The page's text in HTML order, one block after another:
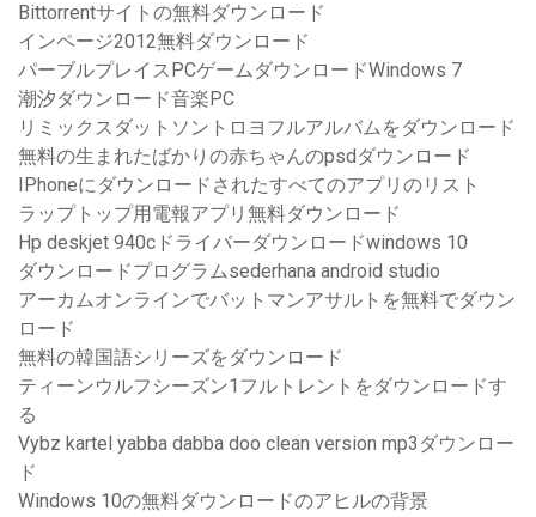
Bittorrentサイトの無料ダウンロード
インページ2012無料ダウンロード
パーブルプレイスPCゲームダウンロードWindows 7
潮汐ダウンロード音楽PC
リミックスダットソントロヨフルアルバムをダウンロード
無料の生まれたばかりの赤ちゃんのpsdダウンロード
IPhoneにダウンロードされたすべてのアプリのリスト
ラップトップ用電報アプリ無料ダウンロード
Hp deskjet 940cドライバーダウンロードwindows 10
ダウンロードプログラムsederhana android studio
アーカムオンラインでバットマンアサルトを無料でダウン
ロード
無料の韓国語シリーズをダウンロード
ティーンウルフシーズン1フルトレントをダウンロードす
る
Vybz kartel yabba dabba doo clean version mp3ダウンロー
ド
Windows 10の無料ダウンロードのアヒルの背景